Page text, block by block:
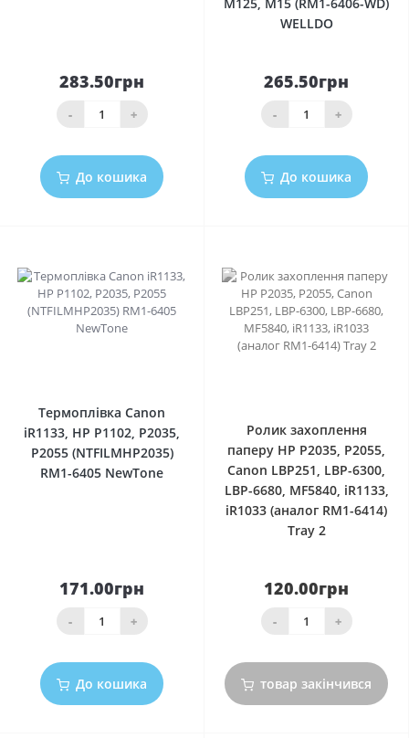
283.50грн
- +
До кошика
WELLDO
265.50грн
- +
До кошика
Термоплівка Canon
iR1133, HP P1102, P2035,
P2055 (NTFILMHP2035)
RM1-6405 NewTone
171.00грн
- +
До кошика
Ролик захоплення
паперу HP P2035, P2055,
Canon LBP251, LBP-6300,
LBP-6680, MF5840, iR1133,
iR1033 (аналог RM1-6414)
Tray 2
120.00грн
- +
товар закінчився